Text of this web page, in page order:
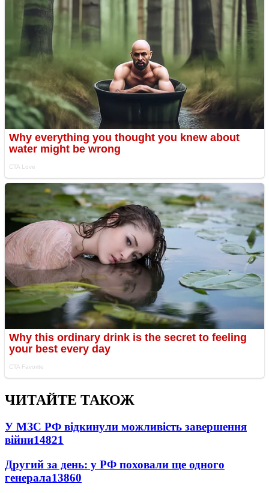
ЧИТАЙТЕ ТАКОЖ
У МЗС РФ відкинули можливість завершення
війни14821
Другий за день: у РФ поховали ще одного
генерала13860